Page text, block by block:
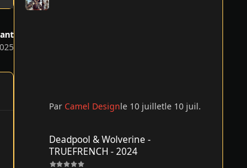
Par Camel Designle 10 juilletle 10 juil.
Deadpool & Wolverine -
TRUEFRENCH - 2024